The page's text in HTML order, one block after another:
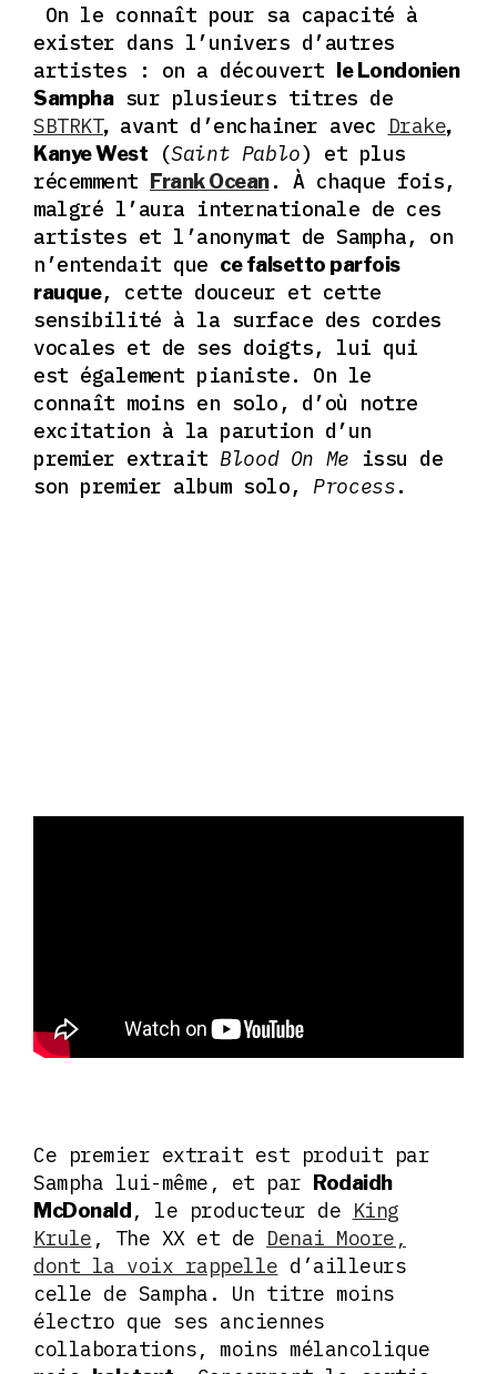
On le connaît pour sa capacité à
exister dans l’univers d’autres
artistes : on a découvert le Londonien
Samphasur plusieurs titres de
SBTRKT,avant d’enchainer avec Drake,
Kanye West (Saint Pablo) et plus
récemment Frank Ocean. À chaque fois,
malgré l’aura internationale de ces
artistes et l’anonymat de Sampha, on
n’entendait que ce falsetto parfois
rauque, cette douceur et cette
sensibilité à la surface des cordes
vocales et de ses doigts, lui qui
est également pianiste. On le
connaît moins en solo, d’où notre
excitation à la parution d’un
premier extrait Blood On Me issu de
son premier album solo,
Process.
Ce premier extrait est produit par
Sampha lui-même, et par Rodaidh
McDonald, le producteur de King
Krule , The XX et de Denai Moore,
dont la voix rappelle d’ailleurs
celle de Sampha. Un titre moins
électro que ses anciennes
collaborations, moins mélancolique